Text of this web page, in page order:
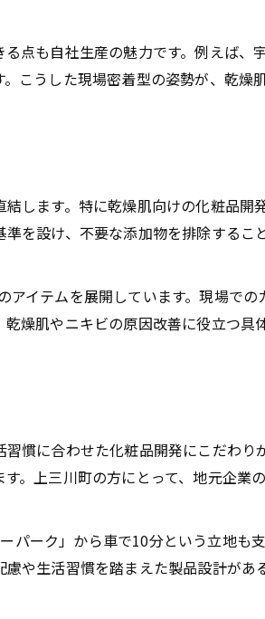
点も自社生産の魅力です。例えば、
こうした現場密着型の姿勢が、乾燥
します。特に乾燥肌向けの化粧品開
を設け、不要な添加物を排除するこ
イテムを展開しています。現場で
燥肌やニキビの原因改善に役立つ具
慣に合わせた化粧品開発にこだわり
。上三川町の方にとって、地元企業
ーク」から車で10分という立地も
や生活習慣を踏まえた製品設計があ